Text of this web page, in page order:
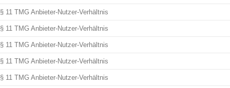
§ 11 TMG Anbieter-Nutzer-Verhältnis
§ 11 TMG Anbieter-Nutzer-Verhältnis
§ 11 TMG Anbieter-Nutzer-Verhältnis
§ 11 TMG Anbieter-Nutzer-Verhältnis
§ 11 TMG Anbieter-Nutzer-Verhältnis